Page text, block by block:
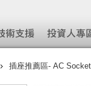
插座推薦區- AC Socket